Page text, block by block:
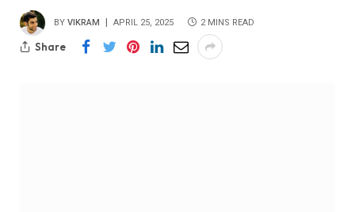
BY VIKRAM APRIL 25, 2025 2 MINS READ
Share